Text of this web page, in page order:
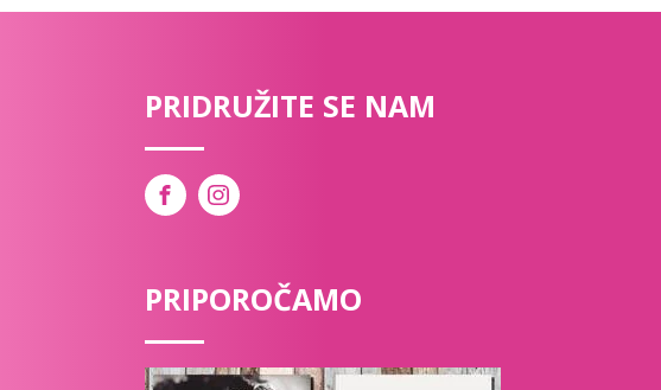
PRIDRUŽITE SE NAM
PRIPOROČAMO